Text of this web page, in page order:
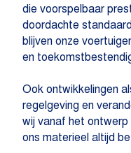
die voorspelbaar
doordachte
blijven onze
en
Ook ontwikkelingen
regelgeving en
wij vanaf het
ons materieel altijd